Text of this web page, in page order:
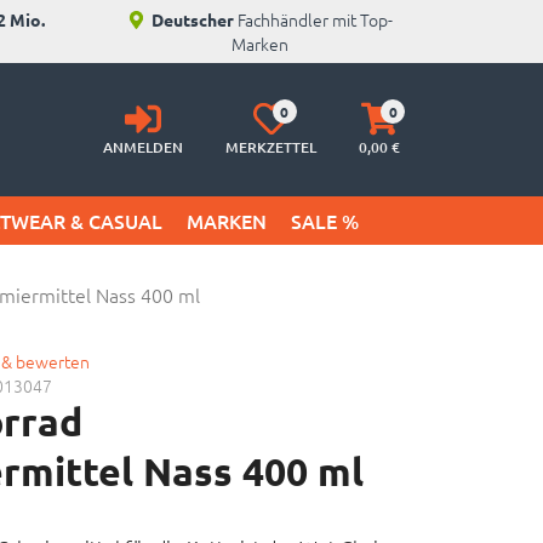
Mio. Deutscher Fachhändler mit Top-
Marken
Anmelden
ANMELDEN
Merkzettel
aufklappen
0
MERKZETTEL
Warenkorb
aufklappen
0
0,00€
& CASUAL MARKEN SALE %
Nass 400 ml
bewerten
Nass 400 ml